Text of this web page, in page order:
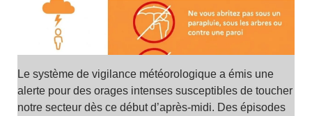
Le système de vigilance météorologique a émis une
alerte pour des orages intenses susceptibles de toucher
notre secteur dès ce début d’après-midi. Des épisodes